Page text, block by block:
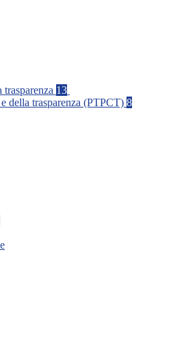
13
della trasparenza (PTPCT) 8